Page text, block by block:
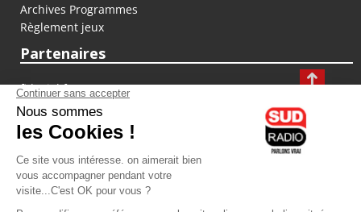
Archives Programmes
Règlement jeux
Partenaires
fiducial.fr
lyoncapitale.fr
olympique-et-lyonnais.com
L'application Iphone / Android
Téléchargez l'application